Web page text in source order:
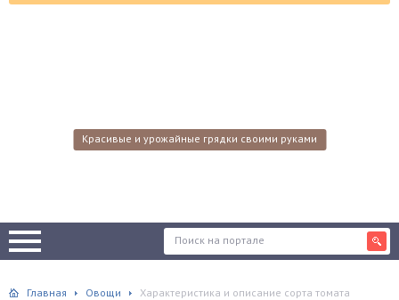
Красивые и урожайные грядки своими руками
Главная Овощи
Характеристика и описание сорта томата